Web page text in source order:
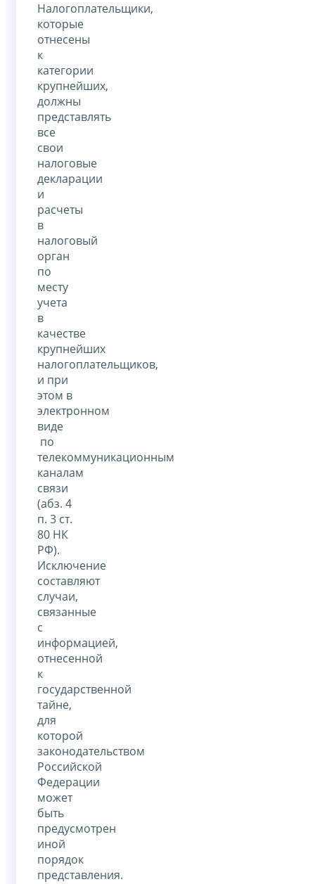
Налогоплательщики,
которые
отнесены
к
категории
крупнейших,
должны
представлять
все
свои
налоговые
декларации
и
расчеты
в
налоговый
орган
по
месту
учета
в
качестве
крупнейших
налогоплательщиков,
и при
этом в
электронном
виде
по
телекоммуникационным
каналам
связи
(абз. 4
п. 3 ст.
80 НК
РФ).
Исключение
составляют
случаи,
связанные
с
информацией,
отнесенной
к
государственной
тайне,
для
которой
законодательством
Российской
Федерации
может
быть
предусмотрен
иной
порядок
представления.